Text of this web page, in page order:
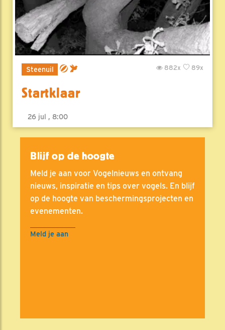
Steenuil 89x
882x
Startklaar
26 jul , 8:00
Blijf op de hoogte
Meld je aan voor Vogelnieuws en ontvang
nieuws, inspiratie en tips over vogels. En blijf
op de hoogte van beschermingsprojecten en
evenementen.
Meld je aan